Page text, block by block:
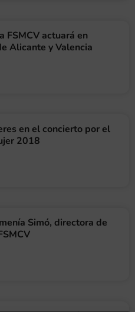
FSMCV actuará en
Alicante y Valencia
en el concierto por el
2018
Simó, directora de